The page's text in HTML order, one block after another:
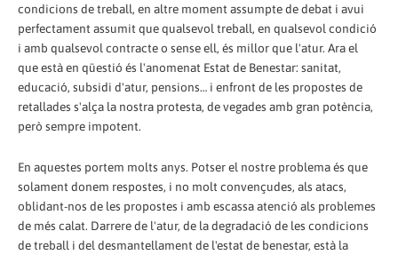
condicions de treball, en altre moment assumpte de debat i avui
perfectament assumit que qualsevol treball, en qualsevol condició
i amb qualsevol contracte o sense ell, és millor que l'atur. Ara el
que està en qüestió és l'anomenat Estat de Benestar: sanitat,
educació, subsidi d'atur, pensions… i enfront de les propostes de
retallades s'alça la nostra protesta, de vegades amb gran potència,
però sempre impotent.
En aquestes portem molts anys. Potser el nostre problema és que
solament donem respostes, i no molt convençudes, als atacs,
oblidant-nos de les propostes i amb escassa atenció als problemes
de més calat. Darrere de l'atur, de la degradació de les condicions
de treball i del desmantellament de l'estat de benestar, està la